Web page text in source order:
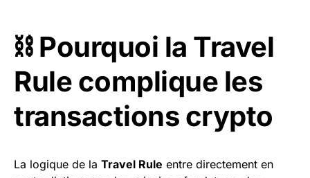
⛓️ Pourquoi la Travel
Rule complique les
transactions crypto
La logique de la Travel Rule entre directement en